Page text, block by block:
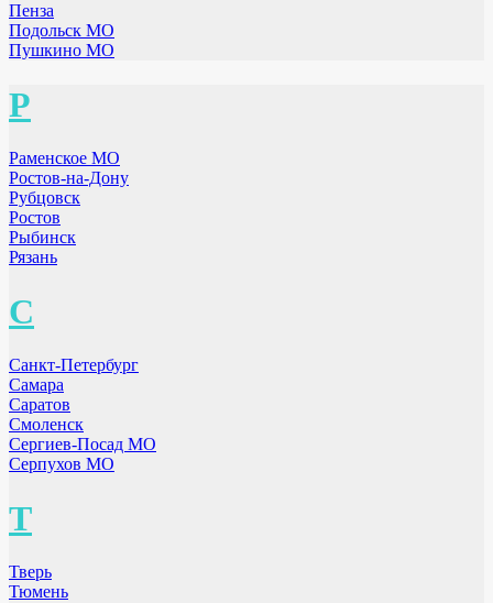
Пенза
Подольск МО
Пушкино МО
Р
Раменское МО
Ростов-на-Дону
Рубцовск
Ростов
Рыбинск
Рязань
С
Санкт-Петербург
Самара
Саратов
Смоленск
Сергиев-Посад МО
Серпухов МО
Т
Тверь
Тюмень